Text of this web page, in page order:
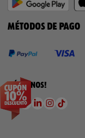
MÉTODOS DE PAGO
¡SÍGUENOS!